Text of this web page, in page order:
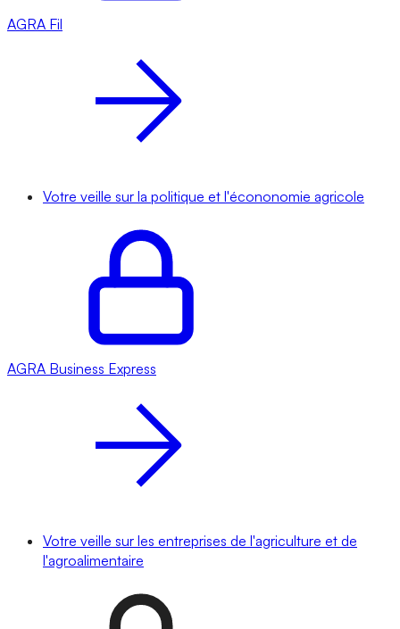
AGRA Fil
Votre veille sur la politique et l'écononomie agricole
AGRA Business Express
Votre veille sur les entreprises de l'agriculture et de
l'agroalimentaire